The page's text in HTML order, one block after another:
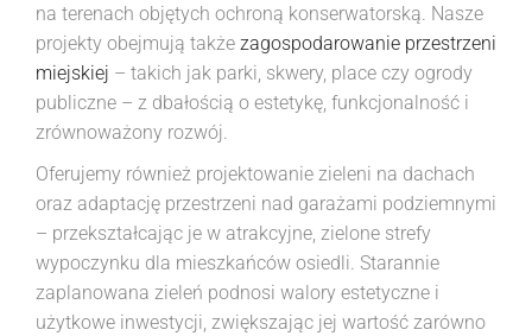
na terenach objętych ochroną konserwatorską. Nasze
projekty obejmują także zagospodarowanie przestrzeni
miejskiej – takich jak parki, skwery, place czy ogrody
publiczne – z dbałością o estetykę, funkcjonalność i
zrównoważony rozwój.
Oferujemy również projektowanie zieleni na dachach
oraz adaptację przestrzeni nad garażami podziemnymi
– przekształcając je w atrakcyjne, zielone strefy
wypoczynku dla mieszkańców osiedli. Starannie
zaplanowana zieleń podnosi walory estetyczne i
użytkowe inwestycji, zwiększając jej wartość zarówno